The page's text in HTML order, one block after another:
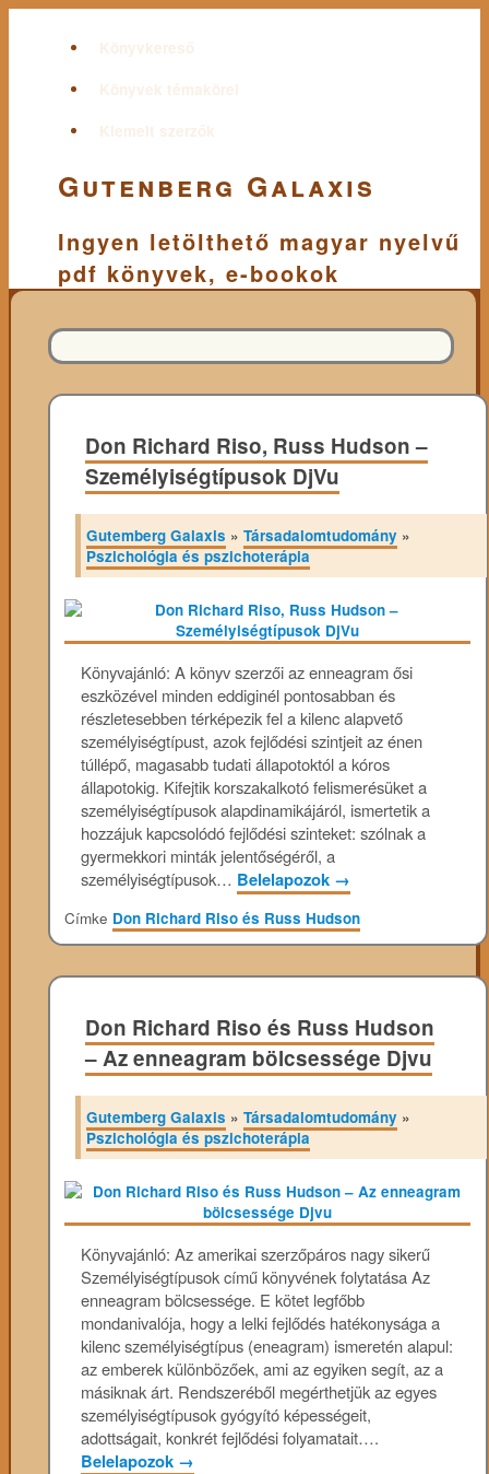
Könyvkereső
Könyvek témakörei
Kiemelt szerzők
Gutenberg Galaxis
Ingyen letölthető magyar nyelvű
pdf könyvek, e-bookok
Don Richard Riso, Russ Hudson –
Személyiségtípusok DjVu
Gutemberg Galaxis »Társadalomtudomány »
Pszichológia és pszichoterápia
Könyvajánló: A könyv­ szerzői az enneagram ősi
eszközével minden eddiginél pontosabban és
részletesebben térképezik fel a kilenc alapvető
személyiségtípust, azok fejlődési szintjeit az énen
túllépő, magasabb tudati állapotoktól a kóros
állapotokig. Kifejtik korszakalkotó felismerésüket a
személyiségtípusok alapdinamikájáról, ismertetik a
hozzájuk kapcsolódó fejlődési szinteket: szólnak a
gyermekkori minták jelentőségéről, a
személyiségtípusok… Belelapozok →
Címke Don Richard Riso és Russ Hudson
Don Richard Riso és Russ Hudson
– Az enneagram bölcsessége Djvu
Gutemberg Galaxis »Társadalomtudomány »
Pszichológia és pszichoterápia
Könyvajánló: Az amerikai szerzőpáros nagy sikerű
Személyiségtípusok című könyvének folytatása Az
enneagram bölcsessége. E kötet legfőbb
mondanivalója, hogy a lelki fejlődés hatékonysága a
kilenc személyiségtípus (eneagram) ismeretén alapul:
az emberek különbözőek, ami az egyiken segít, az a
másiknak árt. Rendszeréből megérthetjük az egyes
személyiségtípusok gyógyító képességeit,
adottságait, konkrét fejlődési folyamatait….
Belelapozok →